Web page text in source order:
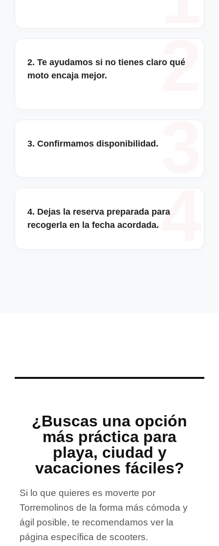
2. Te ayudamos si no tienes claro qué
moto encaja mejor.
3. Confirmamos disponibilidad.
4. Dejas la reserva preparada para
recogerla en la fecha acordada.
¿Buscas una opción
más práctica para
playa, ciudad y
vacaciones fáciles?
Si lo que quieres es moverte por
Torremolinos de la forma más cómoda y
ágil posible, te recomendamos ver la
página específica de scooters.